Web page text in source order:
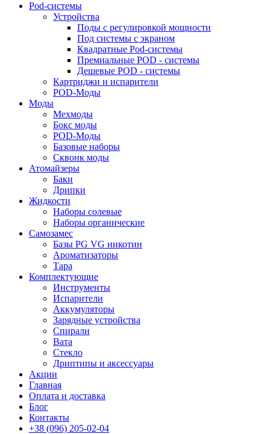
Pod-системы
Устройства
Поды с регулировкой мощности
Под системы с экраном
Квадратные Pod-системы
Премиальные POD - системы
Дешевые POD - системы
Картриджи и испарители
POD-Моды
Моды
Мехмоды
Бокс моды
POD-Моды
Базовые наборы
Сквонк моды
Атомайзеры
Баки
Дрипки
Жидкости
Наборы солевые
Наборы органические
Самозамес
Базы PG VG никотин
Ароматизаторы
Тара
Комплектующие
Инструменты
Испарители
Аккумуляторы
Зарядные устройства
Спирали
Вата
Стекло
Дриптипы и аксессуары
Акции
Главная
Оплата и доставка
Блог
Контакты
+38 (096) 205-02-04